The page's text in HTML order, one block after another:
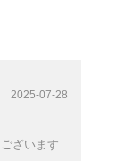
2025-07-28
ざいます